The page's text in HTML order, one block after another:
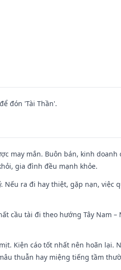
đón 'Tài Thần'.
may mắn. Buôn bán, kinh doanh
gia đình đều mạnh khỏe.
Nếu ra đi hay thiệt, gặp nạn, việc
cầu tài đi theo hướng Tây Nam –
Kiện cáo tốt nhất nên hoãn lại.
thuẫn hay miệng tiếng tầm